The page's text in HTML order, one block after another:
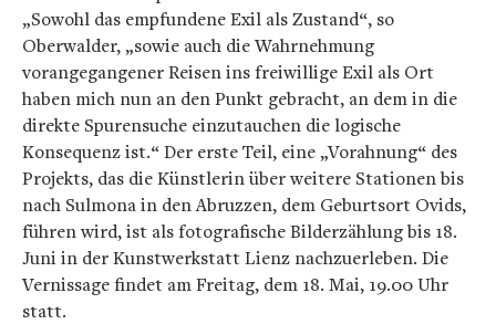
„Sowohl das empfundene Exil als Zustand“, so
Oberwalder, „sowie auch die Wahrnehmung
vorangegangener Reisen ins freiwillige Exil als Ort
haben mich nun an den Punkt gebracht, an dem in die
direkte Spurensuche einzutauchen die logische
Konsequenz ist.“ Der erste Teil, eine „Vorahnung“ des
Projekts, das die Künstlerin über weitere Stationen bis
nach Sulmona in den Abruzzen, dem Geburtsort Ovids,
führen wird, ist als fotografische Bilderzählung bis 18.
Juni in der Kunstwerkstatt Lienz nachzuerleben. Die
Vernissage findet am Freitag, dem 18. Mai, 19.00 Uhr
statt.